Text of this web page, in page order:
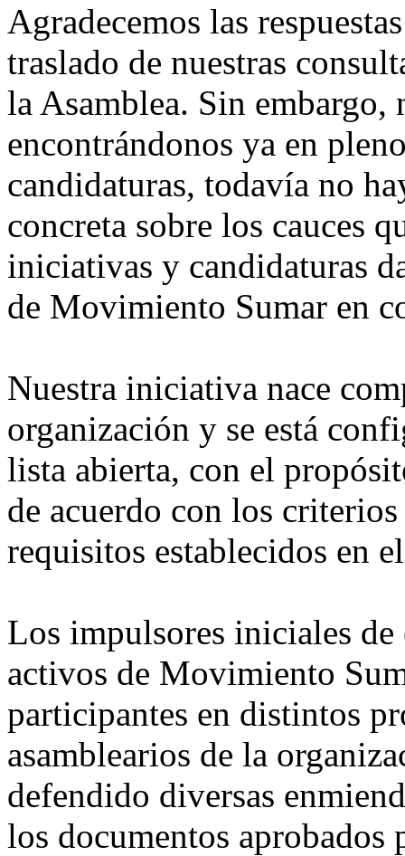
Agradecemos las
traslado de nuestras
la Asamblea. Sin embargo,
encontrándonos ya en
candidaturas, todavía no
concreta sobre los cauces
iniciativas y candidaturas
de Movimiento Sumar en
Nuestra iniciativa nace
organización y se está
lista abierta, con el
de acuerdo con los
requisitos establecidos en
Los impulsores iniciales
activos de Movimiento
participantes en distintos
asamblearios de la
defendido diversas
los documentos